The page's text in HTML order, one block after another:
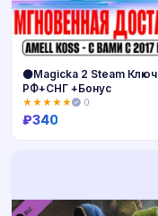
⚫️Magicka 2 Steam Ключ
РФ+СНГ +Бонус
★★★★★ 0
₽340